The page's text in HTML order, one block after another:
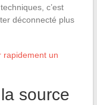
c’est
déconnecté plus
rapidement un
source